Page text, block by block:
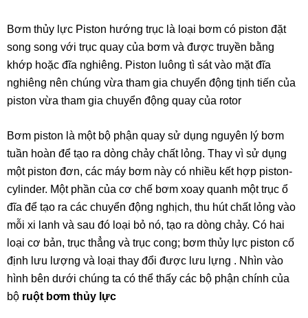
Bơm thủy lực Piston hướng trục là loại bơm có piston đặt
song song với trục quay của bơm và được truyền bằng
khớp hoặc đĩa nghiêng. Piston luông tì sát vào mặt đĩa
nghiêng nên chúng vừa tham gia chuyển động tịnh tiến của
piston vừa tham gia chuyển động quay của rotor
Bơm piston là một bộ phận quay sử dụng nguyên lý bơm
tuần hoàn để tạo ra dòng chảy chất lỏng. Thay vì sử dụng
một piston đơn, các máy bơm này có nhiều kết hợp piston-
cylinder. Một phần của cơ chế bơm xoay quanh một trục ổ
đĩa để tạo ra các chuyển động nghịch, thu hút chất lỏng vào
mỗi xi lanh và sau đó loại bỏ nó, tạo ra dòng chảy. Có hai
loại cơ bản, trục thẳng và trục cong; bơm thủy lực piston cố
định lưu lượng và loại thay đổi được lưu lựng . Nhìn vào
hình bên dưới chúng ta có thể thấy các bộ phận chính của
bộ ruột bơm thủy lực